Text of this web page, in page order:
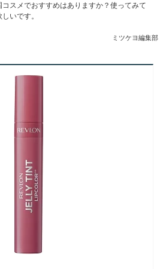
スメでおすすめはありますか？使ってみて
いです。
ミツケヨ編集部